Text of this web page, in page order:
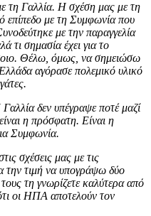
τη Γαλλία. Η σχέση μας με τη
επίπεδο με τη Συμφωνία που
με την παραγγελία
τι σημασία έχει για το
Θέλω, όμως, να σημειώσω
αγόρασε πολεμικό υλικό
δεν υπέγραψε ποτέ μαζί
η πρόσφατη. Είναι η
Συμφωνία.
σχέσεις μας με τις
την τιμή να υπογράψω δύο
τη γνωρίζετε καλύτερα από
οι ΗΠΑ αποτελούν τον